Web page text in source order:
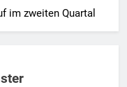
im zweiten Quartal